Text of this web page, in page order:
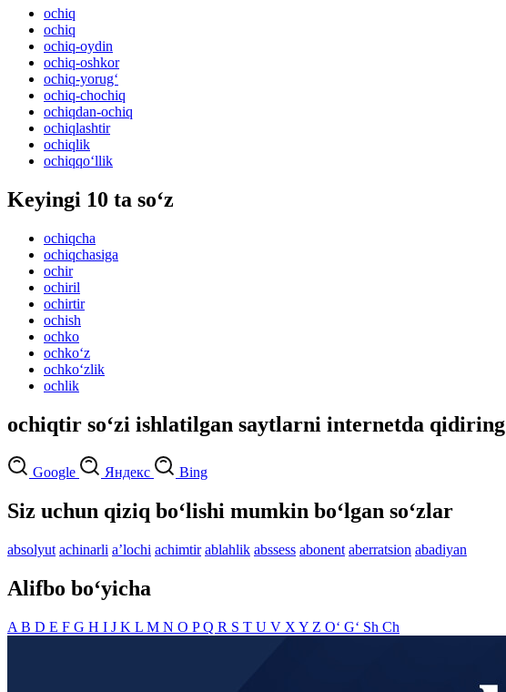
ochiq
ochiq
ochiq-oydin
ochiq-oshkor
ochiq-yorug‘
ochiq-chochiq
ochiqdan-ochiq
ochiqlashtir
ochiqlik
ochiqqo‘llik
Keyingi 10 ta so‘z
ochiqcha
ochiqchasiga
ochir
ochiril
ochirtir
ochish
ochko
ochko‘z
ochko‘zlik
ochlik
ochiqtir so‘zi ishlatilgan saytlarni internetda qidiring
Google Яндекс Bing
Siz uchun qiziq bo‘lishi mumkin bo‘lgan so‘zlar
absolyut achinarli aʼlochi achimtir ablahlik abssess abonent aberratsion abadiyan
Alifbo bo‘yicha
A B D E F G H I J K L M N O PQ R S T U V X Y Z O‘ G‘ Sh Ch